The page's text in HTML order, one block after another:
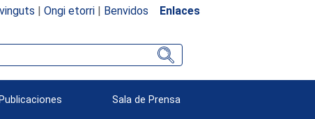
| Ongi etorri| Benvidos Enlaces
Sala de Prensa